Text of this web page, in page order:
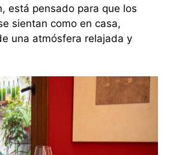
está pensado para que los
sientan como en casa,
una atmósfera relajada y